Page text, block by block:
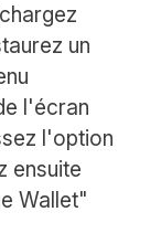
un
l'écran
l'option
ensuite
Wallet"